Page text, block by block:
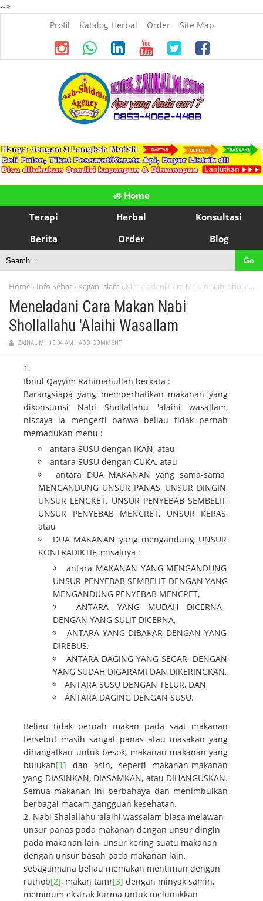
-->
Profil
Katalog Herbal Order Site Map
Home
Terapi
Herbal
Konsultasi
Berita
Order Blog
Home › Info Sehat › Kajian Islam › Meneladani Cara Makan Nabi Shollallahu 'Alaihi Wasallam
Meneladani Cara Makan Nabi
Shollallahu 'Alaihi Wasallam
ZAINAL M - 10:04 AM - ADD COMMENT
Ibnul Qayyim Rahimahullah berkata :
Barangsiapa yang memperhatikan makanan yang
dikonsumsi Nabi Shollallahu 'alaihi wasallam,
niscaya ia mengerti bahwa beliau tidak pernah
memadukan menu :
antara SUSU dengan IKAN, atau
antara SUSU dengan CUKA, atau
antara DUA MAKANAN yang sama-sama
MENGANDUNG UNSUR PANAS, UNSUR DINGIN,
UNSUR LENGKET, UNSUR PENYEBAB SEMBELIT,
UNSUR PENYEBAB MENCRET, UNSUR KERAS,
atau
DUA MAKANAN yang mengandung UNSUR
KONTRADIKTIF, misalnya :
antara MAKANAN YANG MENGANDUNG
UNSUR PENYEBAB SEMBELIT DENGAN YANG
MENGANDUNG PENYEBAB MENCRET,
ANTARA YANG MUDAH DICERNA
DENGAN YANG SULIT DICERNA,
ANTARA YANG DIBAKAR DENGAN YANG
DIREBUS,
ANTARA DAGING YANG SEGAR, DENGAN
YANG SUDAH DIGARAMI DAN DIKERINGKAN,
ANTARA SUSU DENGAN TELUR, DAN
ANTARA DAGING DENGAN SUSU.
Beliau tidak pernah makan pada saat makanan
tersebut masih sangat panas atau masakan yang
dihangatkan untuk besok, makanan-makanan yang
bulukan[1] dan asin, seperti makanan-makanan
yang DIASINKAN, DIASAMKAN, atau DIHANGUSKAN.
Semua makanan ini berbahaya dan menimbulkan
berbagai macam gangguan kesehatan.
Nabi Shalallahu ‘alaihi wassalam biasa melawan
unsur panas pada makanan dengan unsur dingin
pada makanan lain, unsur kering suatu makanan
dengan unsur basah pada makanan lain,
sebagaimana beliau memakan mentimun dengan
ruthob[2], makan tamr[3] dengan minyak samin,
meminum ekstrak kurma untuk melunakkan